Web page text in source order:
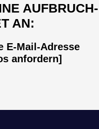
AUFBRUCH-
AN:
E-Mail-Adresse
anfordern]